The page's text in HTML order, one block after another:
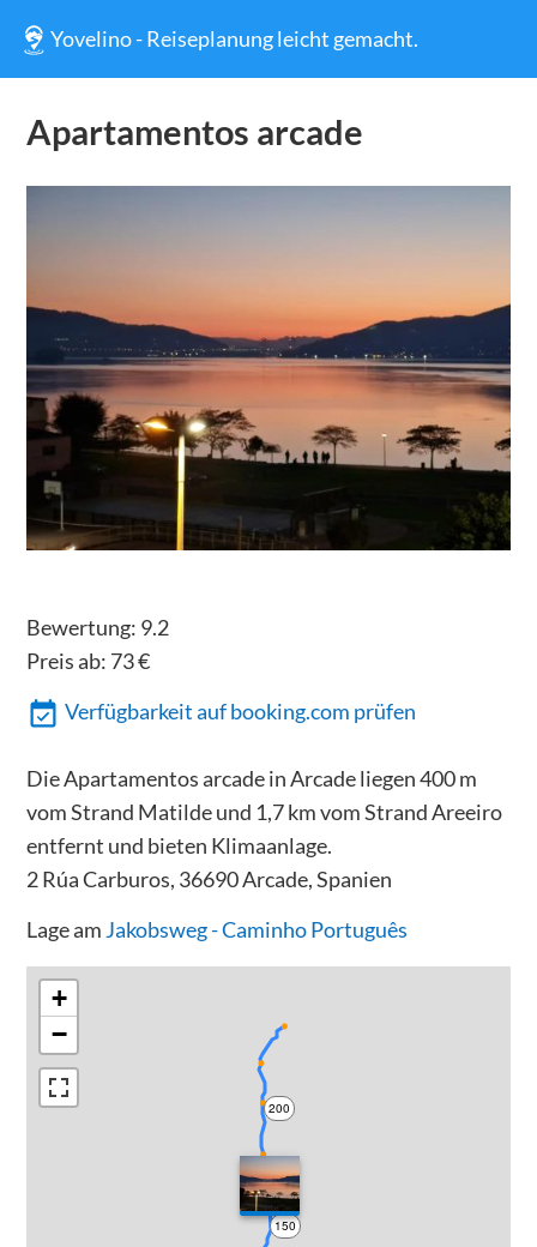
Yovelino - Reiseplanung leicht gemacht.
Apartamentos arcade
Bewertung: 9.2
Preis ab: 73€
Verfügbarkeit auf booking.com prüfen
Die Apartamentos arcade in Arcade liegen 400 m
vom Strand Matilde und 1,7 km vom Strand Areeiro
entfernt und bieten Klimaanlage.
2 Rúa Carburos, 36690 Arcade, Spanien
Lage am Jakobsweg - Caminho Português
150
200
+
−